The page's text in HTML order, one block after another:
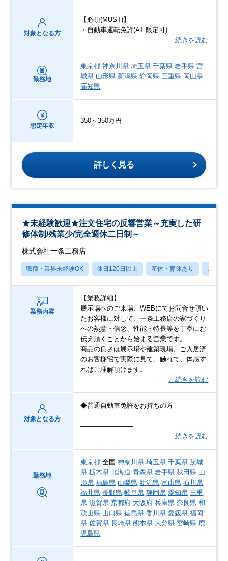
対象となる方
【必須(MUST)】
・自動車運転免許(AT 限定可)
…続きを読む
勤務地
東京都 神奈川県 埼玉県 千葉県 岩手県 宮
城県 山形県 新潟県 静岡県 三重県 岡山県
高知県
想定年収
350～350万円
詳しく見る
★未経験歓迎★注文住宅の反響営業～充実した研
修体制/残業少/完全週休二日制～
株式会社一条工務店
職種・業界未経験OK 休日120日以上 産休・育休あり 月残業
業務内容
【業務詳細】
展示場へのご来場、WEBにてお問合せ頂い
たお客様に対して、一条工務店の家づくり
への熱意・信念、性能・特長等を丁寧にお
伝え頂くことから始まる営業です。
商品の良さは展示場や建築現場、ご入居済
のお客様宅で実際に見て、触れて、体感す
ればご理解頂けます。
…続きを読む
対象となる方
◆普通自動車免許をお持ちの方
―――――――――――――――――――
――――――――
…続きを読む
勤務地
東京都 全国神奈川県 埼玉県 千葉県 茨城
県 栃木県 北海道 青森県 岩手県 秋田県 山
形県 福島県 山梨県 新潟県 富山県 石川県
福井県 長野県 岐阜県 静岡県 愛知県 三重
県 滋賀県 京都府 大阪府 兵庫県 奈良県 和
歌山県 山口県 徳島県 香川県 愛媛県 福岡
県 佐賀県 長崎県 熊本県 大分県 宮崎県 鹿
児島県